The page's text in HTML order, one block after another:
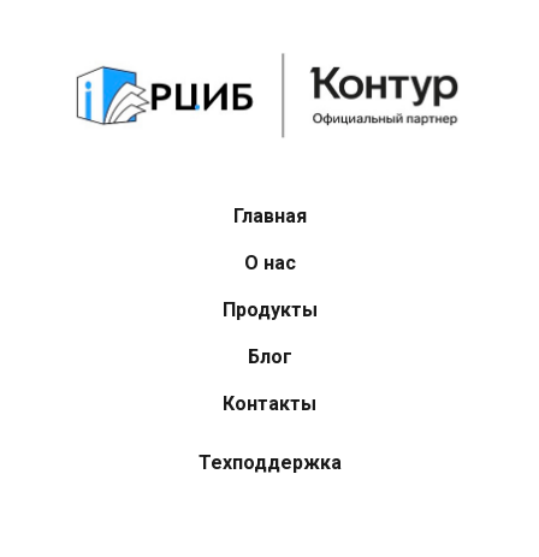
Главная
О нас
Продукты
Блог
Контакты
Техподдержка